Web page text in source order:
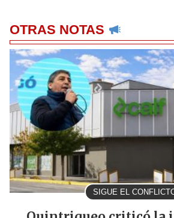
OTRAS NOTAS
SIGUE EL